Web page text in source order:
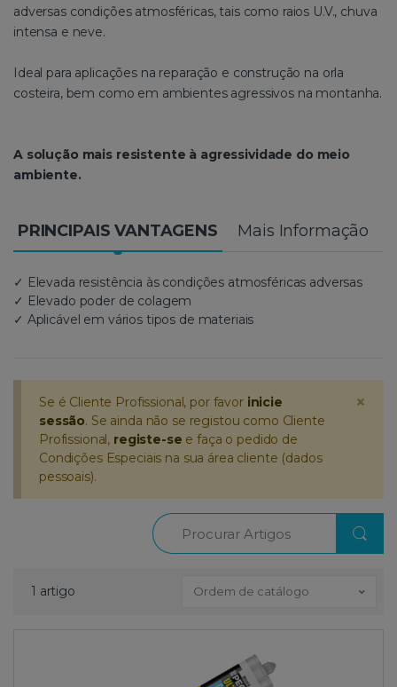
adversas condições atmosféricas, tais como raios U.V., chuva
intensa e neve.
Ideal para aplicações na reparação e construção na orla
costeira, bem como em ambientes agressivos na montanha.
A solução mais resistente à agressividade do meio
ambiente.
PRINCIPAIS VANTAGENS Mais Informação
✓ Elevada resistência às condições atmosféricas adversas
✓ Elevado poder de colagem
✓ Aplicável em vários tipos de materiais
×
Se é Cliente Profissional, por favor inicie
sessão. Se ainda não se registou como Cliente
Profissional, registe-se e faça o pedido de
Condições Especiais na sua área cliente (dados
pessoais).
Procurar
1 artigo Ordem de catálogo